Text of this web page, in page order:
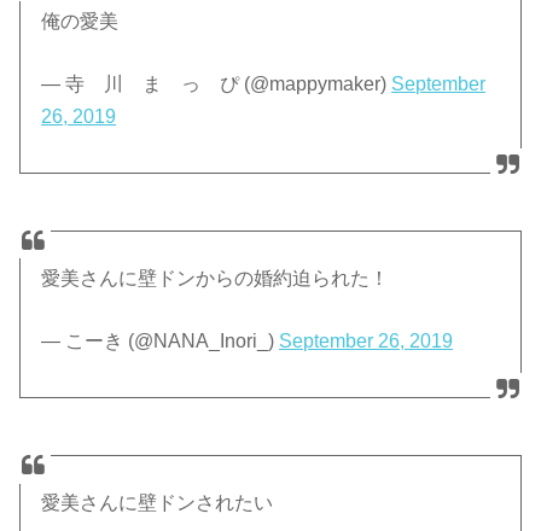
俺の愛美
— 寺 川 ま っ ぴ (@mappymaker) September
26, 2019
愛美さんに壁ドンからの婚約迫られた！
— こーき (@NANA_Inori_) September 26, 2019
愛美さんに壁ドンされたい